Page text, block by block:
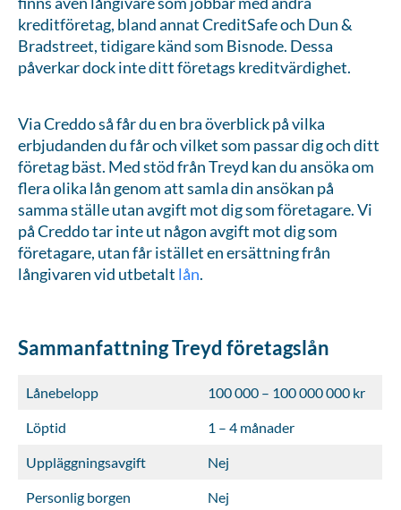
kreditföretag, bland annat CreditSafe och Dun &
Bradstreet, tidigare känd som Bisnode. Dessa
påverkar dock inte ditt företags kreditvärdighet.
Via Creddo så får du en bra överblick på vilka
erbjudanden du får och vilket som passar dig och ditt
företag bäst. Med stöd från Treyd kan du ansöka om
flera olika lån genom att samla din ansökan på
samma ställe utan avgift mot dig som företagare. Vi
på Creddo tar inte ut någon avgift mot dig som
företagare, utan får istället en ersättning från
långivaren vid utbetalt lån.
Sammanfattning Treyd företagslån
Lånebelopp 100 000 – 100 000 000 kr
Löptid 1 – 4 månader
Uppläggningsavgift Nej
Personlig borgen Nej